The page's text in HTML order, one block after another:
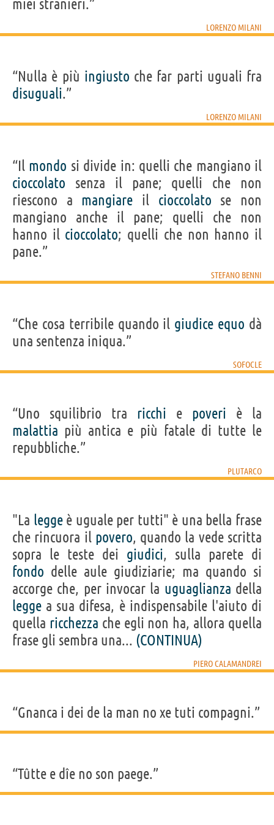
miei stranieri.”
LORENZO MILANI
“Nulla è più ingiusto che far parti uguali fra
disuguali.”
LORENZO MILANI
“Il mondo si divide in: quelli che mangiano il
cioccolato senza il pane; quelli che non
riescono a mangiare il cioccolato se non
mangiano anche il pane; quelli che non
hanno il cioccolato; quelli che non hanno il
pane.”
STEFANO BENNI
“Che cosa terribile quando il giudice equo dà
una sentenza iniqua.”
SOFOCLE
“Uno squilibrio tra ricchi e poveri è la
malattia più antica e più fatale di tutte le
repubbliche.”
PLUTARCO
"La leggeè uguale per tutti" è una bella frase
che rincuora il povero, quando la vede scritta
sopra le teste dei giudici, sulla parete di
fondo delle aule giudiziarie; ma quando si
accorge che, per invocar la uguaglianza della
legge a sua difesa, è indispensabile l'aiuto di
quella ricchezza che egli non ha, allora quella
frase gli sembra una... (CONTINUA)
PIERO CALAMANDREI
“Gnanca i dei de la man no xe tuti compagni.”
“Tûtte e dîe no son paege.”